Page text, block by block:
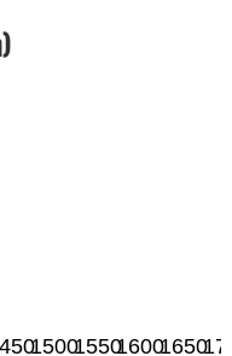
1500155016001650